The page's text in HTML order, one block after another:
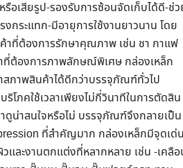
อเสียรูป-รองรับการซ้อนจัดเก็บได้ดี-ช่
กระแทก-มีอายุการใช้งานยาวนาน โดย
ค้าที่ต้องการรักษาคุณภาพ เช่น ชา กาแฟ
ที่ต้องการภาพลักษณ์พิเศษ กล่องเหล็ก
สภาพสินค้าได้ดีกว่าบรรจุภัณฑ์ทั่วไป
โภคใช้เวลาเพียงไม่กี่วินาทีในการตัดสิน
ดูน่าสนใจหรือไม่ บรรจุภัณฑ์จึงกลายเป็น
ที่สำคัญมาก กล่องเหล็กมีจุดเด่น
และงานตกแต่งที่หลากหลาย เช่น -เคลื